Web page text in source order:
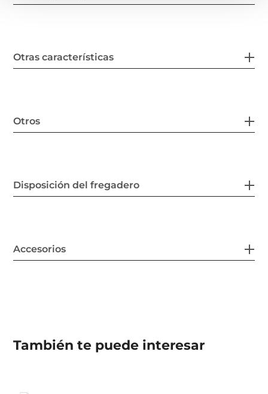
Otras características
Otros
Disposición del fregadero
Accesorios
También te puede interesar